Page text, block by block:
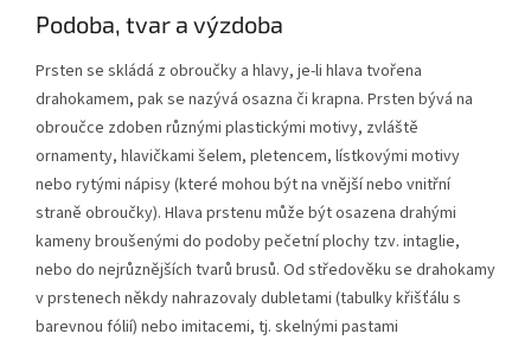
Podoba, tvar a výzdoba
Prsten se skládá z obroučky a hlavy, je-li hlava tvořena
drahokamem, pak se nazývá osazna či krapna. Prsten bývá na
obroučce zdoben různými plastickými motivy, zvláště
ornamenty, hlavičkami šelem, pletencem, lístkovými motivy
nebo rytými nápisy (které mohou být na vnější nebo vnitřní
straně obroučky). Hlava prstenu může být osazena drahými
kameny broušenými do podoby pečetní plochy tzv. intaglie,
nebo do nejrůznějších tvarů brusů. Od středověku se drahokamy
v prstenech někdy nahrazovaly dubletami (tabulky křišťálu s
barevnou fólií) nebo imitacemi, tj. skelnými pastami